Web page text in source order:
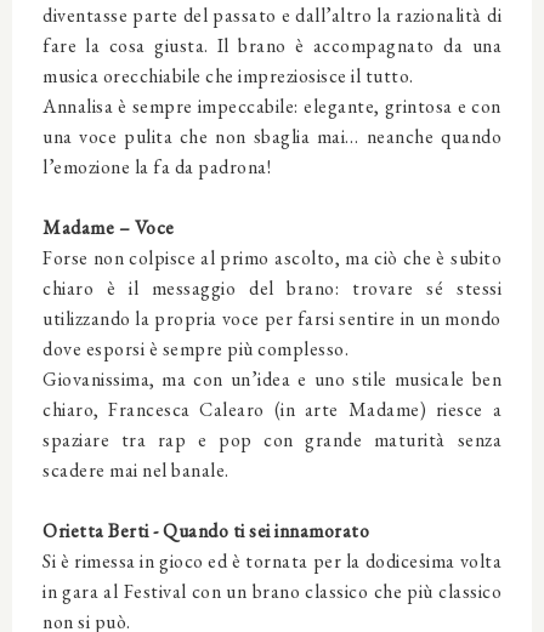
diventasse parte del passato e dall’altro la razionalità di
fare la cosa giusta. Il brano è accompagnato da una
musica orecchiabile che impreziosisce il tutto.
Annalisa è sempre impeccabile: elegante, grintosa e con
una voce pulita che non sbaglia mai… neanche quando
l’emozione la fa da padrona!
Madame – Voce
Forse non colpisce al primo ascolto, ma ciò che è subito
chiaro è il messaggio del brano: trovare sé stessi
utilizzando la propria voce per farsi sentire in un mondo
dove esporsi è sempre più complesso.
Giovanissima, ma con un’idea e uno stile musicale ben
chiaro, Francesca Calearo (in arte Madame) riesce a
spaziare tra rap e pop con grande maturità senza
scadere mai nel banale.
Orietta Berti - Quando ti sei innamorato
Si è rimessa in gioco ed è tornata per la dodicesima volta
in gara al Festival con un brano classico che più classico
non si può.